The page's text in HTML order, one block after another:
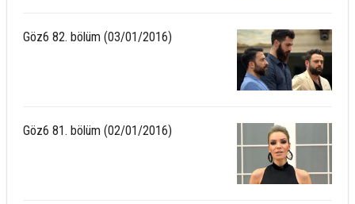
Göz6 82. bölüm (03/01/2016)
Göz6 81. bölüm (02/01/2016)